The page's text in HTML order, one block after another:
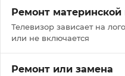
Ремонт материнской
Телевизор зависает на
или не включается
Ремонт или замена